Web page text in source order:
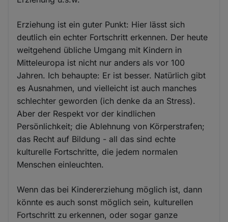
Erziehung ist ein guter Punkt: Hier lässt sich
deutlich ein echter Fortschritt erkennen. Der heute
weitgehend übliche Umgang mit Kindern in
Mitteleuropa ist nicht nur anders als vor 100
Jahren. Ich behaupte: Er ist besser. Natürlich gibt
es Ausnahmen, und vielleicht ist auch manches
schlechter geworden (ich denke da an Stress).
Aber der Respekt vor der kindlichen
Persönlichkeit; die Ablehnung von Körperstrafen;
das Recht auf Bildung - all das sind echte
kulturelle Fortschritte, die jedem normalen
Menschen einleuchten.
Wenn das bei Kindererziehung möglich ist, dann
könnte es auch sonst möglich sein, kulturellen
Fortschritt zu erkennen, oder sogar ganze